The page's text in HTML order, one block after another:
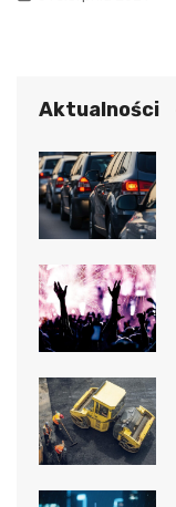
Aktualności